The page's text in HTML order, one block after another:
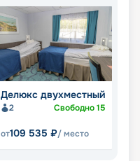
Делюкс двухместный
2 Свободно15
от109 535 ₽/ место